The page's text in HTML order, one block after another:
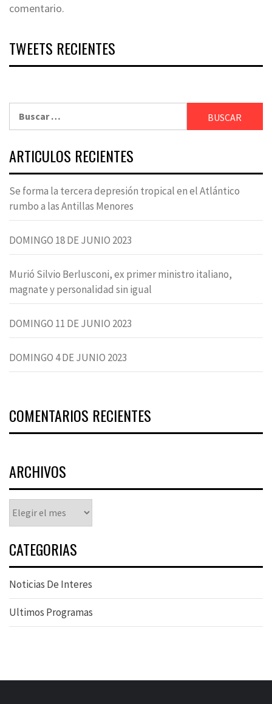
comentario.
TWEETS RECIENTES
ARTICULOS RECIENTES
Se forma la tercera depresión tropical en el Atlántico
rumbo a las Antillas Menores
DOMINGO 18 DE JUNIO 2023
Murió Silvio Berlusconi, ex primer ministro italiano,
magnate y personalidad sin igual
DOMINGO 11 DE JUNIO 2023
DOMINGO 4 DE JUNIO 2023
COMENTARIOS RECIENTES
ARCHIVOS
CATEGORIAS
Noticias De Interes
Ultimos Programas